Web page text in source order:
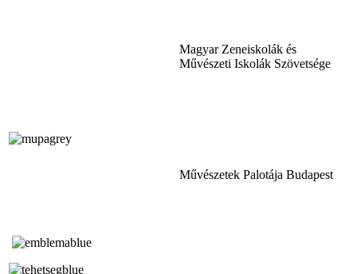
Magyar Zeneiskolák és
Művészeti Iskolák Szövetsége
Művészetek Palotája Budapest